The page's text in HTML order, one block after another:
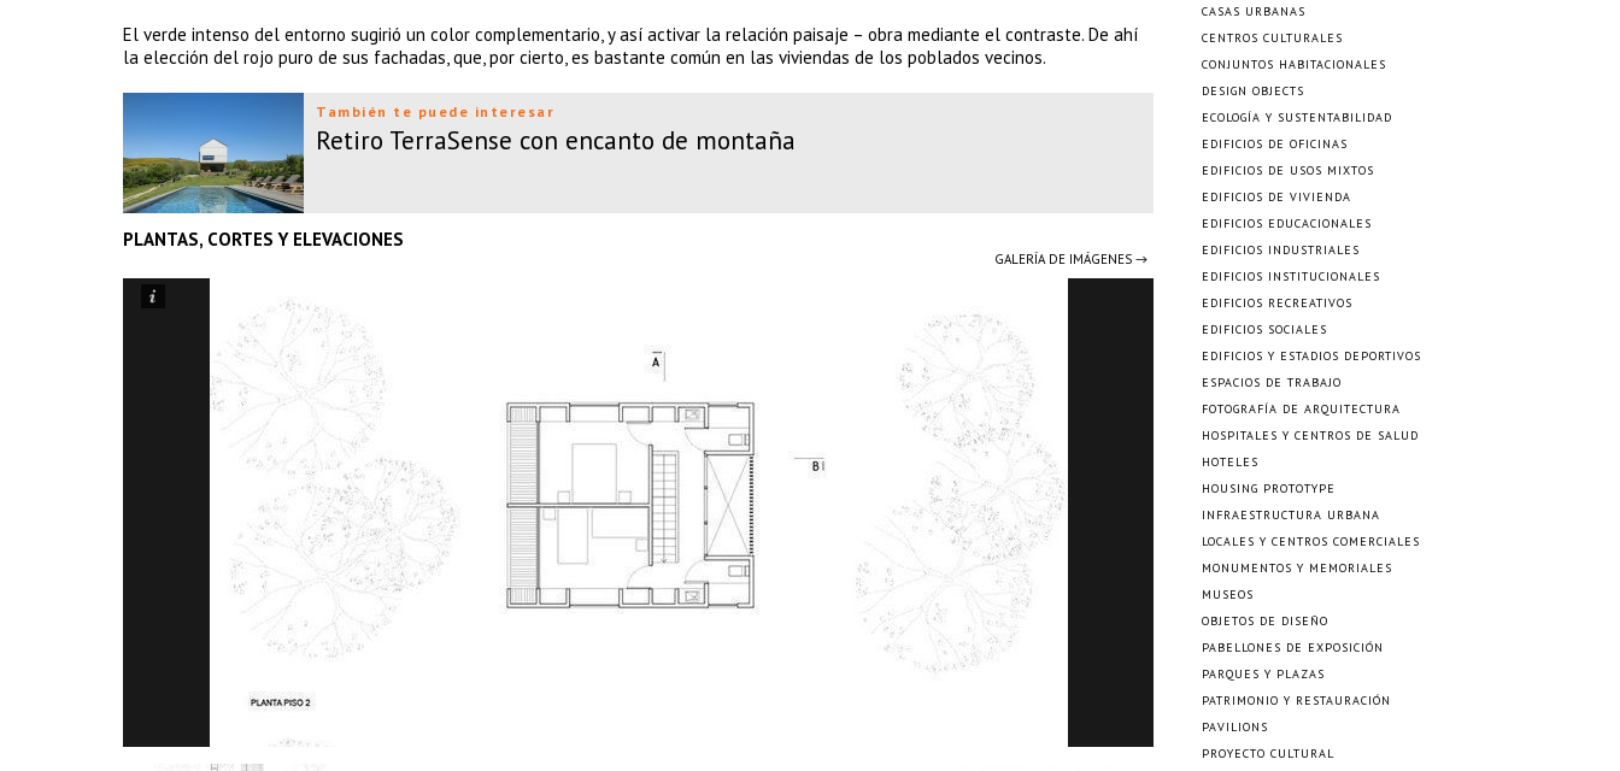
El verde intenso del entorno sugirió un color complementario, y así activar la relación paisaje – obra mediante el contraste. De ahí
la elección del rojo puro de sus fachadas, que, por cierto, es bastante común en las viviendas de los poblados vecinos.
También te puede interesar
Retiro TerraSense con encanto de montaña
PLANTAS, CORTES Y ELEVACIONES
GALERÍA DE IMÁGENES →
CASAS URBANAS
CENTROS CULTURALES
CONJUNTOS HABITACIONALES
DESIGN OBJECTS
ECOLOGÍA Y SUSTENTABILIDAD
EDIFICIOS DE OFICINAS
EDIFICIOS DE USOS MIXTOS
EDIFICIOS DE VIVIENDA
EDIFICIOS EDUCACIONALES
EDIFICIOS INDUSTRIALES
EDIFICIOS INSTITUCIONALES
EDIFICIOS RECREATIVOS
EDIFICIOS SOCIALES
EDIFICIOS Y ESTADIOS DEPORTIVOS
ESPACIOS DE TRABAJO
FOTOGRAFÍA DE ARQUITECTURA
HOSPITALES Y CENTROS DE SALUD
HOTELES
HOUSING PROTOTYPE
INFRAESTRUCTURA URBANA
LOCALES Y CENTROS COMERCIALES
MONUMENTOS Y MEMORIALES
MUSEOS
OBJETOS DE DISEÑO
PABELLONES DE EXPOSICIÓN
PARQUES Y PLAZAS
PATRIMONIO Y RESTAURACIÓN
PAVILIONS
PROYECTO CULTURAL